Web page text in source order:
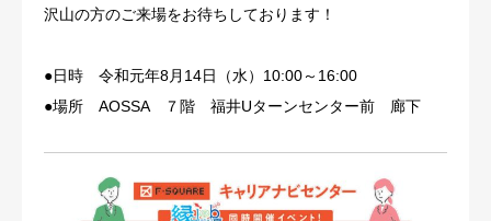
沢山の方のご来場をお待ちしております！
●日時 令和元年8月14日（水）10:00～16:00
●場所 AOSSA ７階 福井Uターンセンター前 廊下
お知らせ
0779-87-2375